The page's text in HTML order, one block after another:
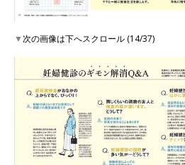
▼次の画像は下へスクロール (14/37)